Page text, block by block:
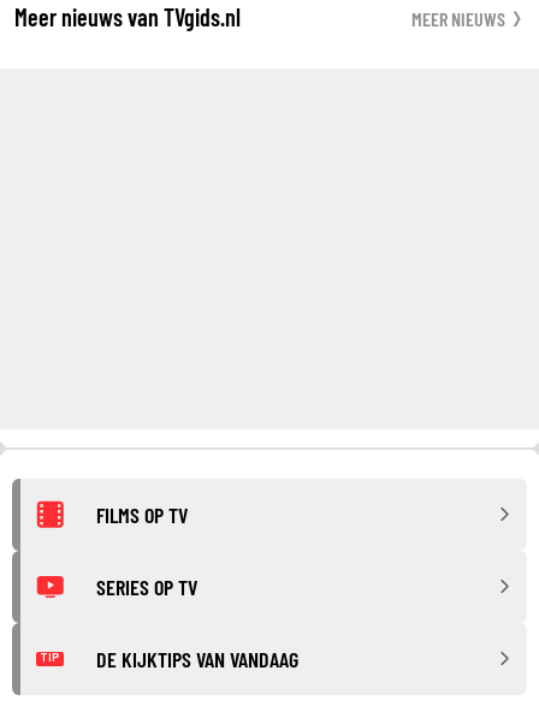
Meer nieuws van TVgids.nl MEER NIEUWS
FILMS OP TV
SERIES OP TV
TIP DE KIJKTIPS VAN VANDAAG